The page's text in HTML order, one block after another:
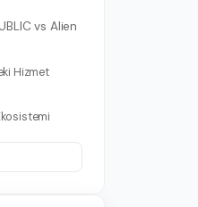
vs Alien
Hizmet